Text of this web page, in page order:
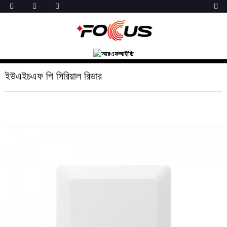
ইউএইচএফ পি সিরিয়াল রিডার